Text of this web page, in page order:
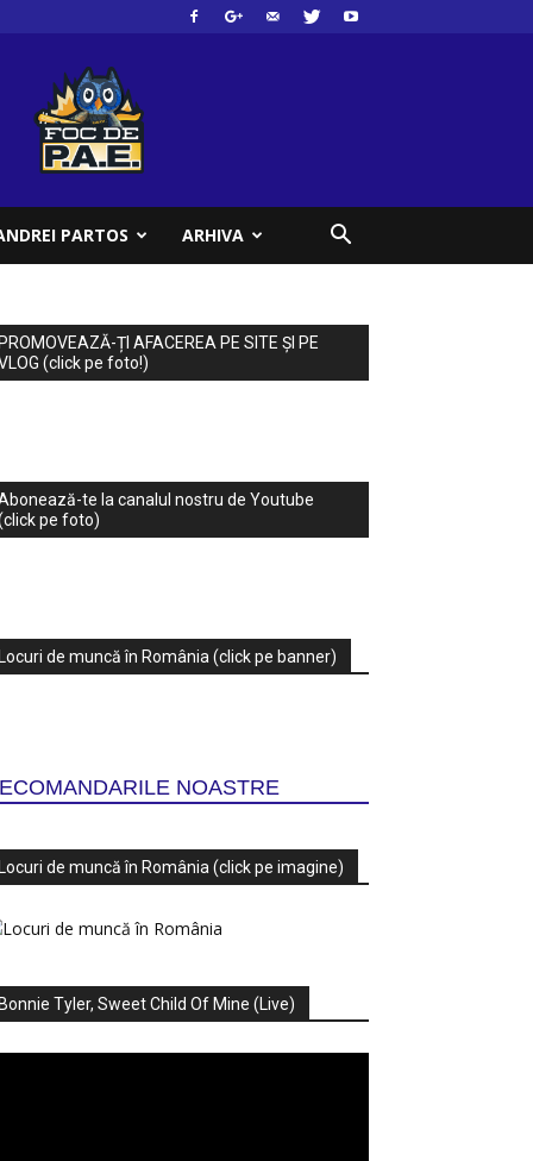
PARTOS ARHIVA
PROMOVEAZĂ-ȚI AFACEREA PE SITE ȘI PE
(click pe foto!)
te la canalul nostru de Youtube
pe foto)
Locuri de muncă în România (click pe banner)
NOASTRE
Locuri de muncă în România (click pe imagine)
Bonnie Tyler, Sweet Child Of Mine (Live)